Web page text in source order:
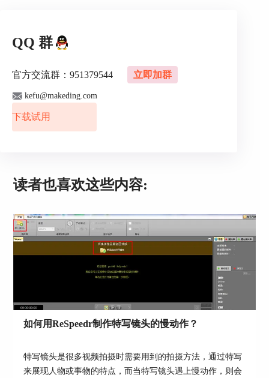
图3：时间长度
接着，在弹出的“时间长度”编辑面板中，输入特效
应用的时长。小编设置了30秒的时长，以便设置更
多的主画格。
完成了特效应用时长的设置后，就可以进一步使用
主画格功能。当然，用户也可以直接使用VitaScene
QQ 群
官方交流群：951379544 立即加群
kefu@makeding.com
下载试用
读者也喜欢这些内容:
如何用ReSpeedr制作特写镜头的慢动作？
特写镜头是很多视频拍摄时需要用到的拍摄方法，通过特写
来展现人物或事物的特点，而当特写镜头遇上慢动作，则会